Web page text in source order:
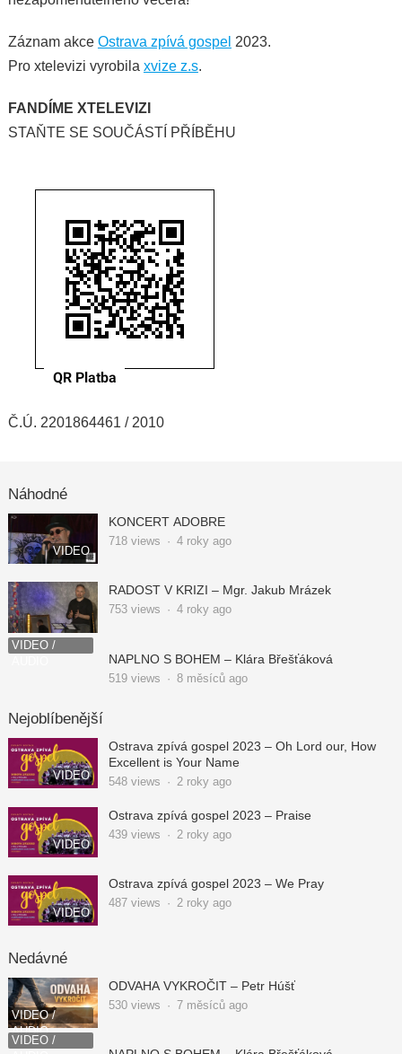
Záznam akce Ostrava zpívá gospel 2023.
Pro xtelevizi vyrobila xvize z.s.
FANDÍME XTELEVIZI
STAŇTE SE SOUČÁSTÍ PŘÍBĚHU
Č.Ú. 2201864461 / 2010
Náhodné
VIDEO
KONCERT ADOBRE
718views · 4 roky ago
RADOST V KRIZI – Mgr. Jakub Mrázek
753views · 4 roky ago
VIDEO /
NAPLNO S BOHEM – Klára Břešťáková
519views · 8 měsíců ago
Nejoblíbenější
VIDEO
Ostrava zpívá gospel 2023 – Oh Lord our, How
Excellent is Your Name
548views · 2 roky ago
VIDEO
Ostrava zpívá gospel 2023 – Praise
439views · 2 roky ago
VIDEO
Ostrava zpívá gospel 2023 – We Pray
487views · 2 roky ago
Nedávné
VIDEO /
AUDIO
ODVAHA VYKROČIT – Petr Húšť
530views · 7 měsíců ago
VIDEO /